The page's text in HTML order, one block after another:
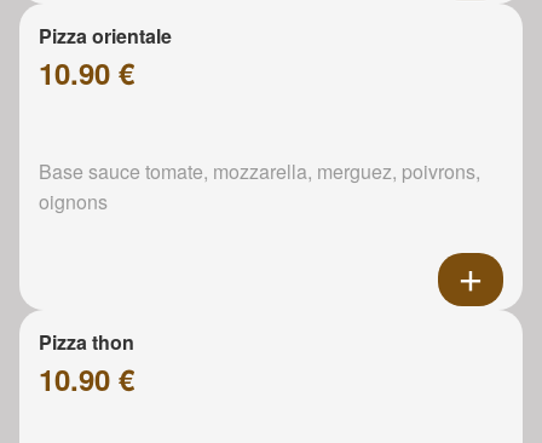
Pizza orientale
10.90 €
Base sauce tomate, mozzarella, merguez, poivrons,
oignons
Pizza thon
10.90 €